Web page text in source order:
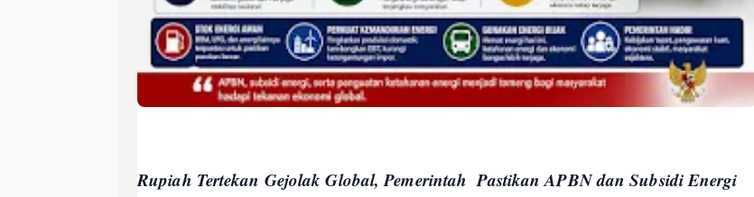
Rupiah Tertekan Gejolak Global, Pemerintah Pastikan APBN dan Subsidi Energi